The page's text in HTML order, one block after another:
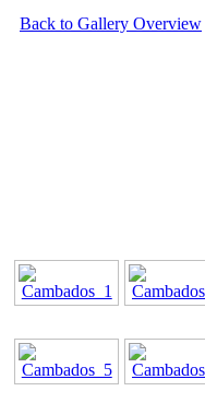
Back to Gallery Overview